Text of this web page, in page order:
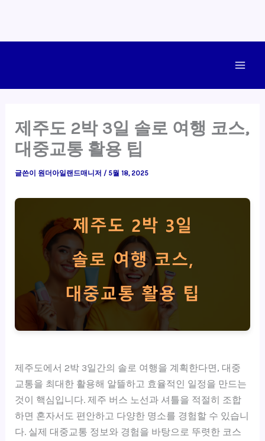
제주도 2박 3일 솔로 여행 코스,
대중교통 활용 팁
글쓴이 원더아일랜드매니저 / 5월 18, 2025
제주도에서 2박 3일간의 솔로 여행을 계획한다면, 대중
교통을 최대한 활용해 알뜰하고 효율적인 일정을 만드는
것이 핵심입니다. 제주 버스 노선과 셔틀을 적절히 조합
하면 혼자서도 편안하고 다양한 명소를 경험할 수 있습니
다. 실제 대중교통 정보와 경험을 바탕으로 뚜렷한 코스